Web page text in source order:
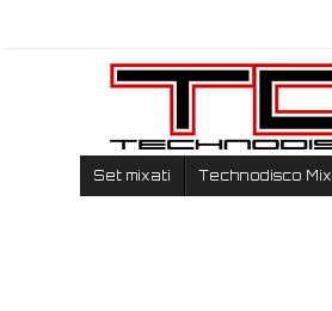
Set mixati Technodisco Mix